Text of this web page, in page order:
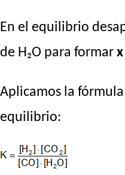
En el equilibrio
de H₂O para formar x
Aplicamos la
equilibrio: